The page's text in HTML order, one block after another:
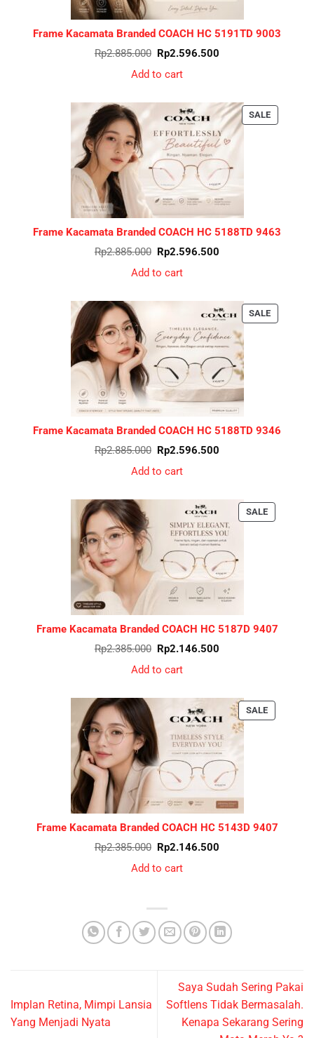
Frame Kacamata Branded COACH HC 5191TD 9003
Rp2.885.000 Original
price
was:
Rp2.885.000.
Rp2.596.500
Add to cart
SALEPRODUCT
ON
Frame Kacamata Branded COACH HC 5188TD 9463
Rp2.885.000 Original
price
was:
Rp2.885.000.
Rp2.596.500
Add to cart
SALEPRODUCT
ON
Frame Kacamata Branded COACH HC 5188TD 9346
Rp2.885.000 Original
price
was:
Rp2.885.000.
Rp2.596.500
Add to cart
SALEPRODUCT
ON
Frame Kacamata Branded COACH HC 5187D 9407
Rp2.385.000 Original
price
was:
Rp2.385.000.
Rp2.146.500
Add to cart
SALEPRODUCT
ON
Frame Kacamata Branded COACH HC 5143D 9407
Rp2.385.000 Original
price
was:
Rp2.385.000.
Rp2.146.500
Add to cart
Implan Retina, Mimpi Lansia
Yang Menjadi Nyata
Saya Sudah Sering Pakai
Softlens Tidak Bermasalah.
Kenapa Sekarang Sering